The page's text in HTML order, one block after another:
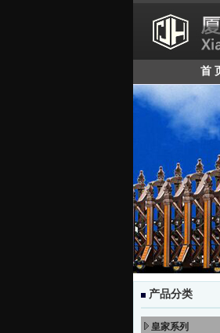
首
产品分类
皇家系列